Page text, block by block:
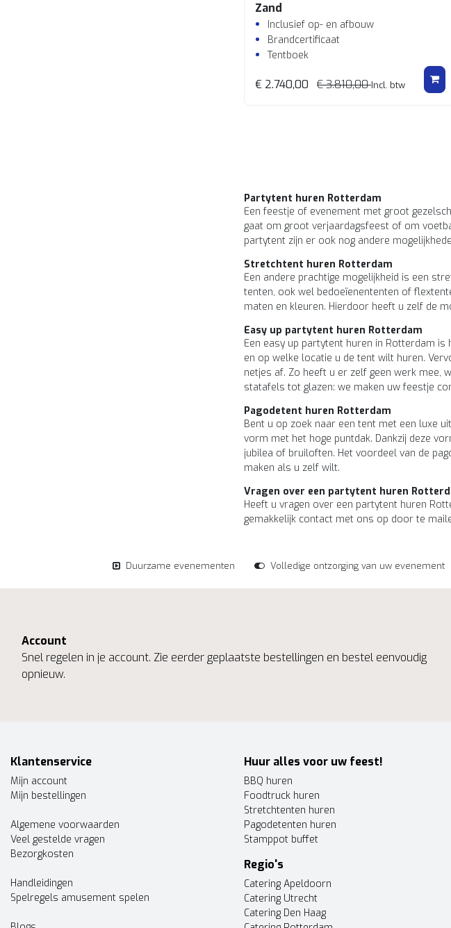
Zand
Inclusief op- en afbouw
Brandcertificaat
Tentboek
€ 2.740,00 € 3.810,00Incl. btw
Partytent huren Rotterdam
Een feestje of evenement met groot
gaat om groot verjaardagsfeest of om
partytent zijn er ook nog andere
Stretchtent huren Rotterdam
Een andere prachtige mogelijkheid is een
tenten, ook wel bedoeïenententen of
maten en kleuren. Hierdoor heeft u zelf de
Easy up partytent huren Rotterdam
Een easy up partytent huren in Rotterdam
en op welke locatie u de tent wilt huren.
netjes af. Zo heeft u er zelf geen werk mee,
statafels tot glazen: we maken uw feestje
Pagodetent huren Rotterdam
Bent u op zoek naar een tent met een luxe
vorm met het hoge puntdak. Dankzij deze
jubilea of bruiloften. Het voordeel van de
maken als u zelf wilt.
Vragen over een partytent huren
Heeft u vragen over een partytent huren
gemakkelijk contact met ons op door te
Duurzame evenementen Volledige ontzorging van uw evenement
Account
Snel regelen in je account. Zie eerder geplaatste bestellingen en bestel eenvoudig
opnieuw.
Klantenservice
Mijn account
Mijn bestellingen
Algemene voorwaarden
Veel gestelde vragen
Bezorgkosten
Handleidingen
Spelregels amusement spelen
Huur alles voor uw feest!
BBQ huren
Foodtruck huren
Stretchtenten huren
Pagodetenten huren
Stamppot buffet
Regio's
Catering Apeldoorn
Catering Utrecht
Catering Den Haag